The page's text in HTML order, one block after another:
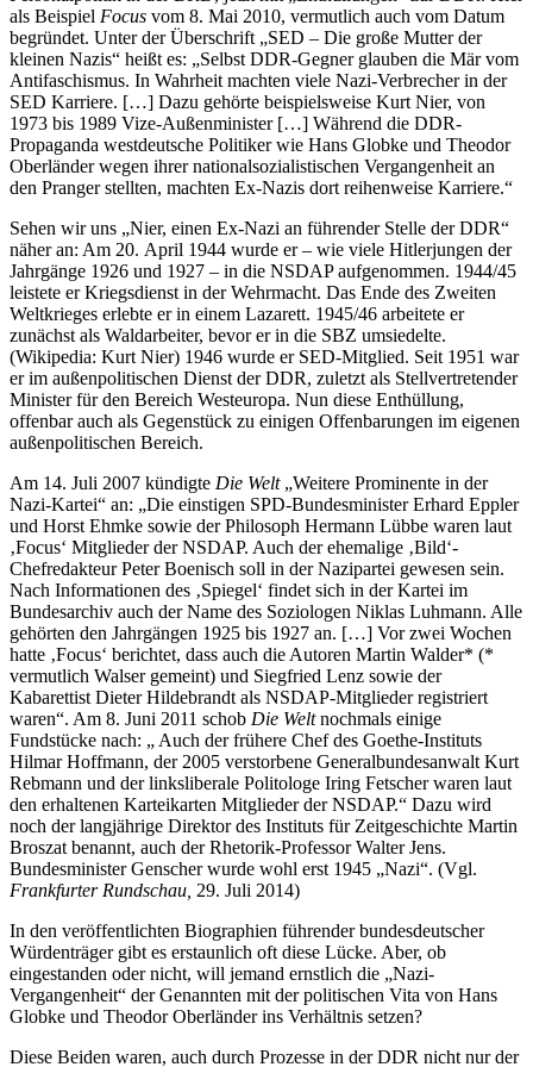
als Beispiel Focus vom 8. Mai 2010, vermutlich auch vom Datum
begründet. Unter der Überschrift „SED – Die große Mutter der
kleinen Nazis“ heißt es: „Selbst DDR-Gegner glauben die Mär vom
Antifaschismus. In Wahrheit machten viele Nazi-Verbrecher in der
SED Karriere. […] Dazu gehörte beispielsweise Kurt Nier, von
1973 bis 1989 Vize-Außenminister […] Während die DDR-
Propaganda westdeutsche Politiker wie Hans Globke und Theodor
Oberländer wegen ihrer nationalsozialistischen Vergangenheit an
den Pranger stellten, machten Ex-Nazis dort reihenweise Karriere.“
Sehen wir uns „Nier, einen Ex-Nazi an führender Stelle der DDR“
näher an: Am 20. April 1944 wurde er – wie viele Hitlerjungen der
Jahrgänge 1926 und 1927 – in die NSDAP aufgenommen. 1944/45
leistete er Kriegsdienst in der Wehrmacht. Das Ende des Zweiten
Weltkrieges erlebte er in einem Lazarett. 1945/46 arbeitete er
zunächst als Waldarbeiter, bevor er in die SBZ umsiedelte.
(Wikipedia: Kurt Nier) 1946 wurde er SED-Mitglied. Seit 1951 war
er im außenpolitischen Dienst der DDR, zuletzt als Stellvertretender
Minister für den Bereich Westeuropa. Nun diese Enthüllung,
offenbar auch als Gegenstück zu einigen Offenbarungen im eigenen
außenpolitischen Bereich.
Am 14. Juli 2007 kündigte Die Welt„Weitere Prominente in der
Nazi-Kartei“ an: „Die einstigen SPD-Bundesminister Erhard Eppler
und Horst Ehmke sowie der Philosoph Hermann Lübbe waren laut
‚Focus‘ Mitglieder der NSDAP. Auch der ehemalige ‚Bild‘-
Chefredakteur Peter Boenisch soll in der Nazipartei gewesen sein.
Nach Informationen des ‚Spiegel‘ findet sich in der Kartei im
Bundesarchiv auch der Name des Soziologen Niklas Luhmann. Alle
gehörten den Jahrgängen 1925 bis 1927 an. […] Vor zwei Wochen
hatte ‚Focus‘ berichtet, dass auch die Autoren Martin Walder* (*
vermutlich Walser gemeint) und Siegfried Lenz sowie der
Kabarettist Dieter Hildebrandt als NSDAP-Mitglieder registriert
waren“. Am 8. Juni 2011 schob Die Weltnochmals einige
Fundstücke nach: „ Auch der frühere Chef des Goethe-Instituts
Hilmar Hoffmann, der 2005 verstorbene Generalbundesanwalt Kurt
Rebmann und der linksliberale Politologe Iring Fetscher waren laut
den erhaltenen Karteikarten Mitglieder der NSDAP.“ Dazu wird
noch der langjährige Direktor des Instituts für Zeitgeschichte Martin
Broszat benannt, auch der Rhetorik-Professor Walter Jens.
Bundesminister Genscher wurde wohl erst 1945 „Nazi“. (Vgl.
Frankfurter Rundschau, 29. Juli 2014)
In den veröffentlichten Biographien führender bundesdeutscher
Würdenträger gibt es erstaunlich oft diese Lücke. Aber, ob
eingestanden oder nicht, will jemand ernstlich die „Nazi-
Vergangenheit“ der Genannten mit der politischen Vita von Hans
Globke und Theodor Oberländer ins Verhältnis setzen?
Diese Beiden waren, auch durch Prozesse in der DDR nicht nur der